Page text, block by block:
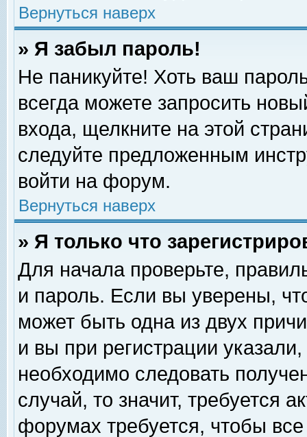
Вернуться наверх
» Я забыл пароль!
Не паникуйте! Хоть ваш
всегда можете запросить
входа, щелкните на этой
следуйте предложенным
войти на форум.
Вернуться наверх
» Я только что
Для начала проверьте,
и пароль. Если вы уверены,
может быть одна из двух
и вы при регистрации
необходимо следовать
случай, то значит, требуется
форумах требуется, чтобы